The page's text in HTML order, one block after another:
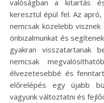
valóságban a kitartás
keresztül épül fel. Az
nemcsak közelebb
önbizalmunkat és
gyakran visszatartanak
nemcsak
élvezetesebbé és
előrelépés egy újabb
vagyunk változtatni és